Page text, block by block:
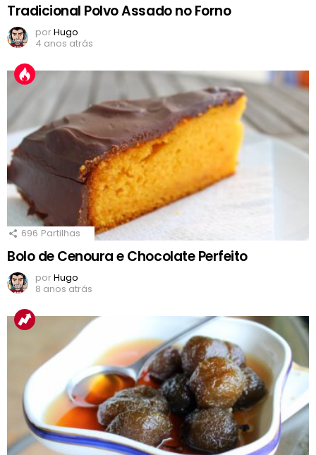
Tradicional Polvo Assado no Forno
porHugo
4 anos atrás
696 Partilhas
Bolo de Cenoura e Chocolate Perfeito
porHugo
8 anos atrás